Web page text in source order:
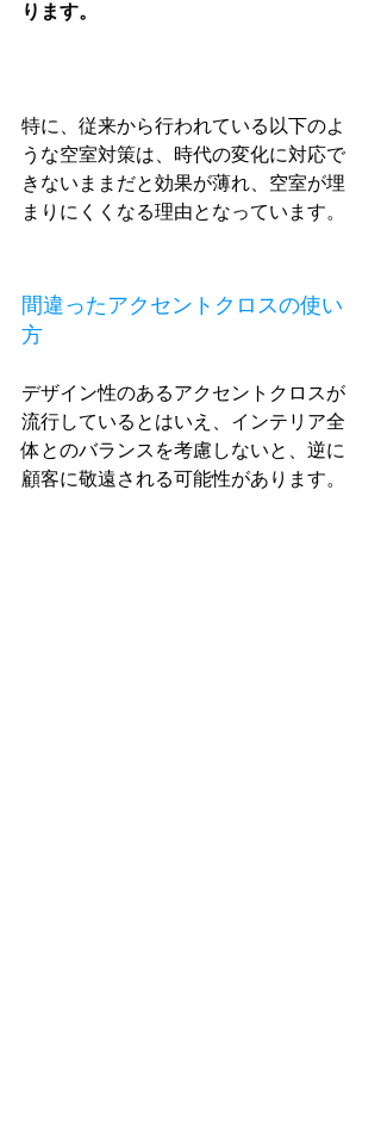
ります。
特に、従来から行われている以下のよ
うな空室対策は、時代の変化に対応で
きないままだと効果が薄れ、空室が埋
まりにくくなる理由となっています。
間違ったアクセントクロスの使い
方
デザイン性のあるアクセントクロスが
流行しているとはいえ、インテリア全
体とのバランスを考慮しないと、逆に
顧客に敬遠される可能性があります。